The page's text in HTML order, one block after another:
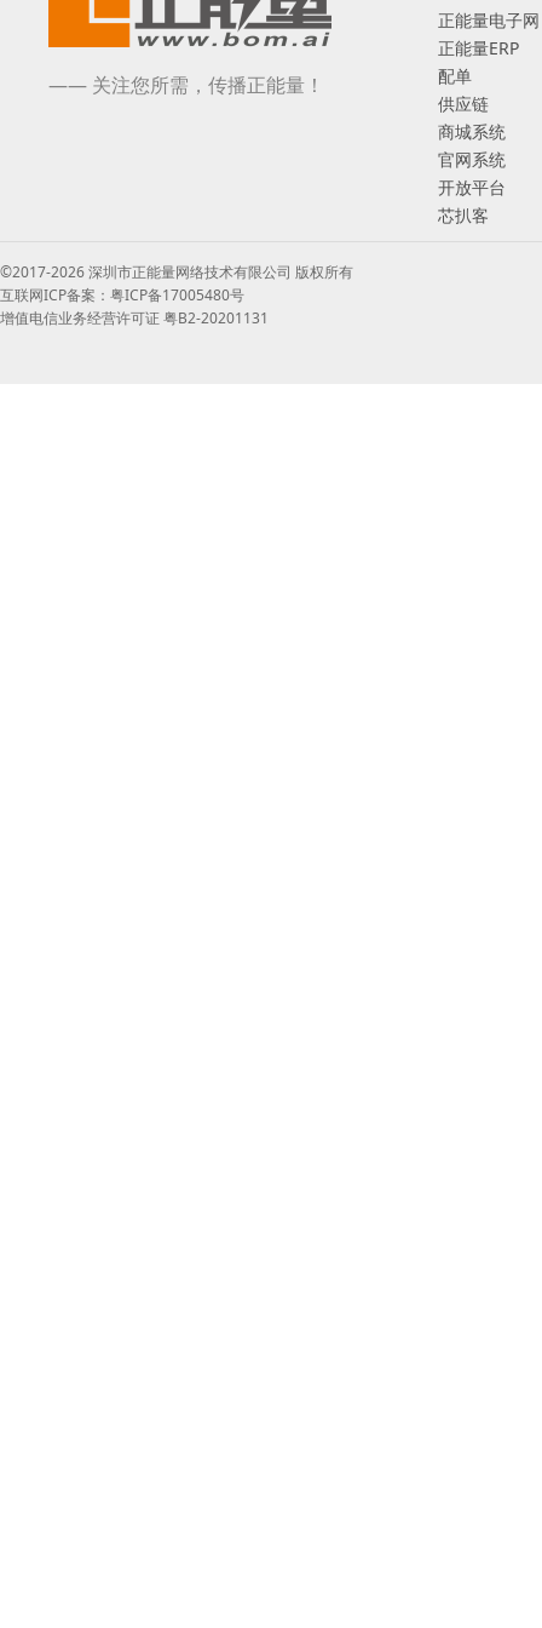
—— 关注您所需，传播正能量！
正能量电子网
正能量ERP
配单
供应链
商城系统
官网系统
开放平台
芯扒客
©2017-2026 深圳市正能量网络技术有限公司 版权所有
互联网ICP备案：粤ICP备17005480号
增值电信业务经营许可证 粤B2-20201131